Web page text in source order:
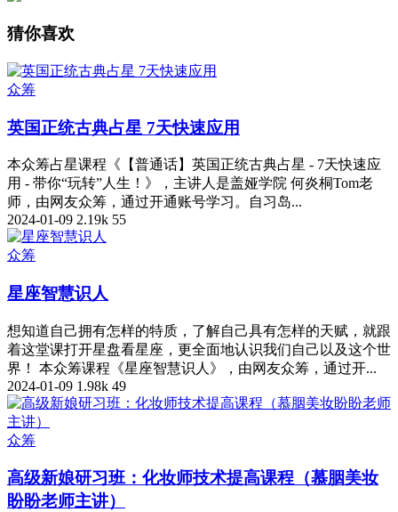
猜你喜欢
众筹
英国正统古典占星 7天快速应用
本众筹占星课程《【普通话】英国正统古典占星 - 7天快速应
用 - 带你“玩转”人生！》，主讲人是盖娅学院 何炎桐Tom老
师，由网友众筹，通过开通账号学习。自习岛...
2024-01-09 2.19k 55
众筹
星座智慧识人
想知道自己拥有怎样的特质，了解自己具有怎样的天赋，就跟
着这堂课打开星盘看星座，更全面地认识我们自己以及这个世
界！ 本众筹课程《星座智慧识人》，由网友众筹，通过开...
2024-01-09 1.98k 49
众筹
高级新娘研习班：化妆师技术提高课程（慕胭美妆
盼盼老师主讲）